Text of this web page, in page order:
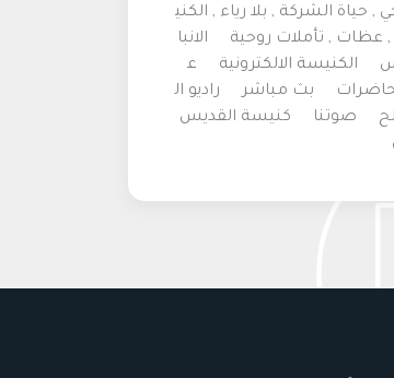
حياة الشركة , بلا رياء , الكني
, عظات , تأملات روحية
الانبا
الكنيسة الالكترونية
ع
بث مباشر
راديو ال
صوتنا
كنيسة القديس